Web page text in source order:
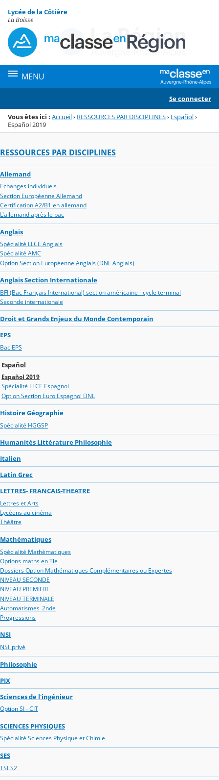
Menu de la rubrique
Contenu
Lycée de la Côtière
La Boisse
MENU
Se connecter
Vous êtes ici : Accueil› RESSOURCES PAR DISCIPLINES› Español›
Español 2019
RESSOURCES PAR DISCIPLINES
Allemand
Echanges individuels
Section Européenne Allemand
Certification A2/B1 en allemand
L'allemand après le bac
Anglais
Spécialité LLCE Anglais
Spécialité AMC
Option Section Européenne Anglais (DNL Anglais)
Anglais Section Internationale
BFI (Bac Français International) section américaine - cycle terminal
Seconde internationale
Droit et Grands Enjeux du Monde Contemporain
EPS
Bac EPS
Español
Español 2019
Spécialité LLCE Espagnol
Option Section Euro Espagnol DNL
Histoire Géographie
Spécialité HGGSP
Humanités Littérature Philosophie
Italien
Latin Grec
LETTRES- FRANCAIS-THEATRE
Lettres et Arts
Lycéens au cinéma
Théâtre
Mathématiques
Spécialité Mathématiques
Options maths en Tle
Dossiers Option Mathématiques Complémentaires ou Expertes
NIVEAU SECONDE
NIVEAU PREMIERE
NIVEAU TERMINALE
Automatismes_2nde
Progressions
NSI
NSI_privé
Philosophie
PIX
Sciences de l'ingénieur
Option SI - CIT
SCIENCES PHYSIQUES
Spécialité Sciences Physique et Chimie
SES
TSES2